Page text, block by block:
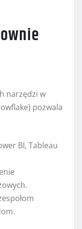
narzędzi w
pozwala
BI, Tableau